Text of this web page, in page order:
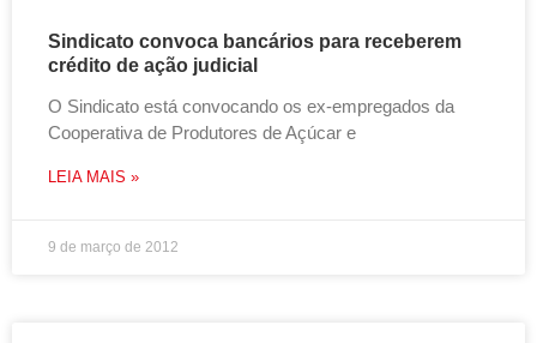
Sindicato convoca bancários para receberem
crédito de ação judicial
O Sindicato está convocando os ex-empregados da
Cooperativa de Produtores de Açúcar e
LEIA MAIS »
9 de março de 2012